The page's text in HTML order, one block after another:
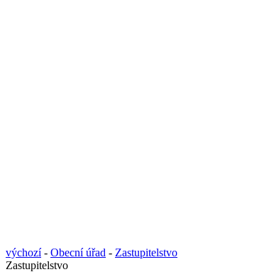
výchozí- Obecní úřad - Zastupitelstvo
Zastupitelstvo